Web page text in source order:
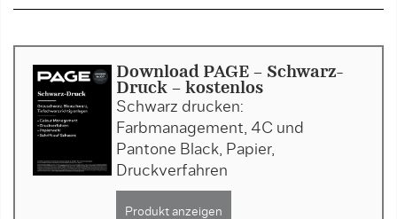
Download PAGE - Schwarz-
Druck - kostenlos
Schwarz drucken:
Farbmanagement, 4C und
Pantone Black, Papier,
Druckverfahren
Produkt anzeigen